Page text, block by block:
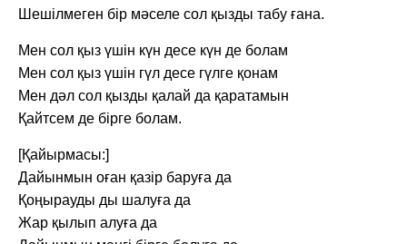
Шешілмеген бір мәселе сол қызды табу ғана.
Мен сол қыз үшін күн десе күн де болам
Мен сол қыз үшін гүл десе гүлге қонам
Мен дәл сол қызды қалай да қаратамын
Қайтсем де бірге болам.
[Қайырмасы:]
Дайынмын оған қазір баруға да
Қоңырауды ды шалуға да
Жар қылып алуға да